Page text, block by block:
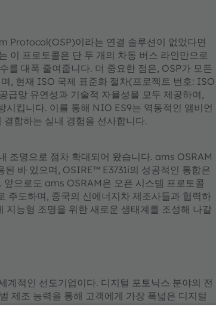
Protocol(OSP)이라는 연결 솔루션이 없었다면
이 프로토콜은 단 두 개의 차동 버스 라인만으로
를 대폭 줄여줍니다. 더 중요한 점은, OSP가 모든
, 현재 ISO 국제 표준화 절차(프로젝트 번호: ISO
급망 유연성과 기술적 자율성을 모두 제공하여,
시킵니다. 이를 통해 NIO ES9는 역동적인 앰비언
합하는 실내 경험을 선사합니다.
조명으로 점차 확대되어 왔습니다. ams OSRAM
바 있으며, OSIRE™ E3731i의 성공적인 통합은
으로도 ams OSRAM은 오픈 시스템 프로토콜
도하며, 중국의 신에너지차 제조사들과 협력하
지능형 조명을 위한 새로운 생태계를 조성해 나갈
적인 선도기업이다. 디지털 포토닉스 분야의 전
제조 능력을 통해 고객에게 가장 폭넓은 디지털